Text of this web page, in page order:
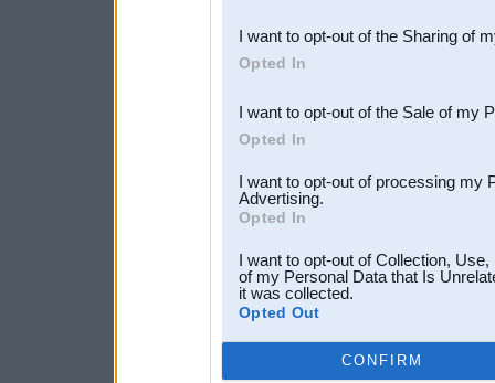
Downstream Participants
third parties.
I want to opt-out of the Sharing of
Opted In
I want to opt-out of the Sale of my
Opted In
I want to opt-out of processing my
Advertising.
Opted In
I want to opt-out of Collection,
of my Personal Data that Is
it was collected.
Opted Out
CONFIRM